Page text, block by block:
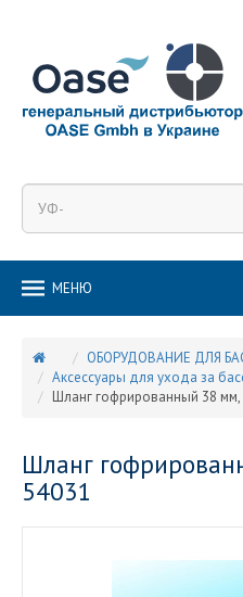
MEНЮ
ОБОРУДОВАНИЕ ДЛЯ
Аксессуары для ухода за
Шланг гофрированный 38 мм,
Шланг
54031